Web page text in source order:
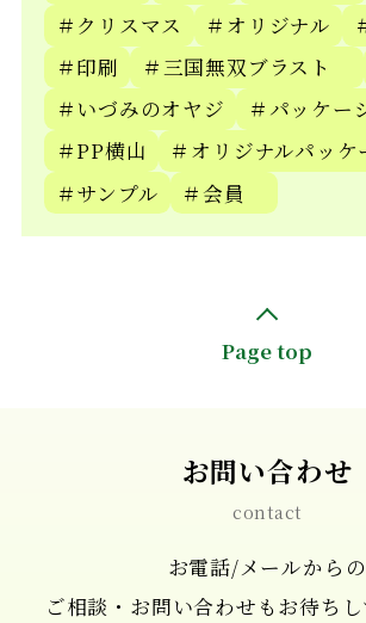
＃クリスマス
＃オリジナル
＃印刷
＃三国無双ブラスト
＃いづみのオヤジ
＃パッケー
＃PP横山
＃オリジナルパッケ
＃サンプル
＃会員
Page top
お問い合わせ
contact
お電話/メールからの
ご相談・お問い合わせもお待ちし